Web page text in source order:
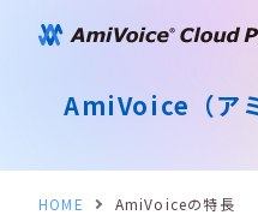
AmiVoice（ア
HOME AmiVoiceの特長